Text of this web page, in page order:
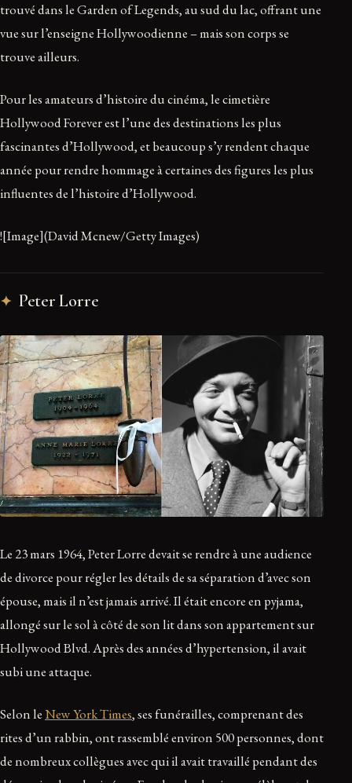
trouvé dans le Garden of Legends, au sud du lac, offrant une
vue sur l’enseigne Hollywoodienne – mais son corps se
trouve ailleurs.
Pour les amateurs d’histoire du cinéma, le cimetière
Hollywood Forever est l’une des destinations les plus
fascinantes d’Hollywood, et beaucoup s’y rendent chaque
année pour rendre hommage à certaines des figures les plus
influentes de l’histoire d’Hollywood.
![Image](David Mcnew/Getty Images)
Peter Lorre
Le 23 mars 1964, Peter Lorre devait se rendre à une audience
de divorce pour régler les détails de sa séparation d’avec son
épouse, mais il n’est jamais arrivé. Il était encore en pyjama,
allongé sur le sol à côté de son lit dans son appartement sur
Hollywood Blvd. Après des années d’hypertension, il avait
subi une attaque.
Selon leNew York Times, ses funérailles, comprenant des
rites d’un rabbin, ont rassemblé environ 500 personnes, dont
de nombreux collègues avec qui il avait travaillé pendant des